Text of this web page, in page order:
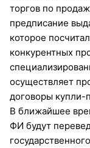
торгов по
предписание
которое
конкурентных
осуществляет
договоры купли-
В ближайшее
ФИ будут